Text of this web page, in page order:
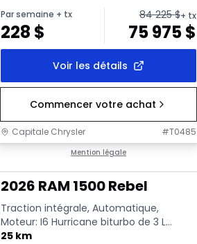
Par semaine + tx
228 $
84 225$+ tx
75 975$
Voir les détails
Commencer votre achat
Capitale Chrysler #T0485
Mention légale
2026 RAM 1500 Rebel
Traction intégrale, Automatique,
Moteur: I6 Hurricane biturbo de 3 L
rendement standard avec arrêt a...
25 km